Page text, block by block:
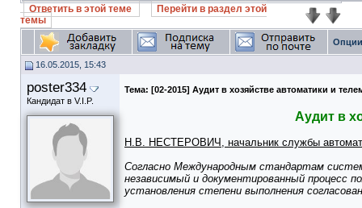
Ответить в этой теме
Перейти в раздел этой
темы
16.05.2015, 15:43
poster334
Кандидат в V.I.P.
Тема: [02-2015] Аудит в хозяйстве автоматики и
Аудит в
Н.В. НЕСТЕРОВИЧ, начальник службы
Согласно Международным стандартам
независимый и документированный процесс
установления степени выполнения